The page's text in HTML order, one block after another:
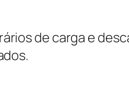
de carga e